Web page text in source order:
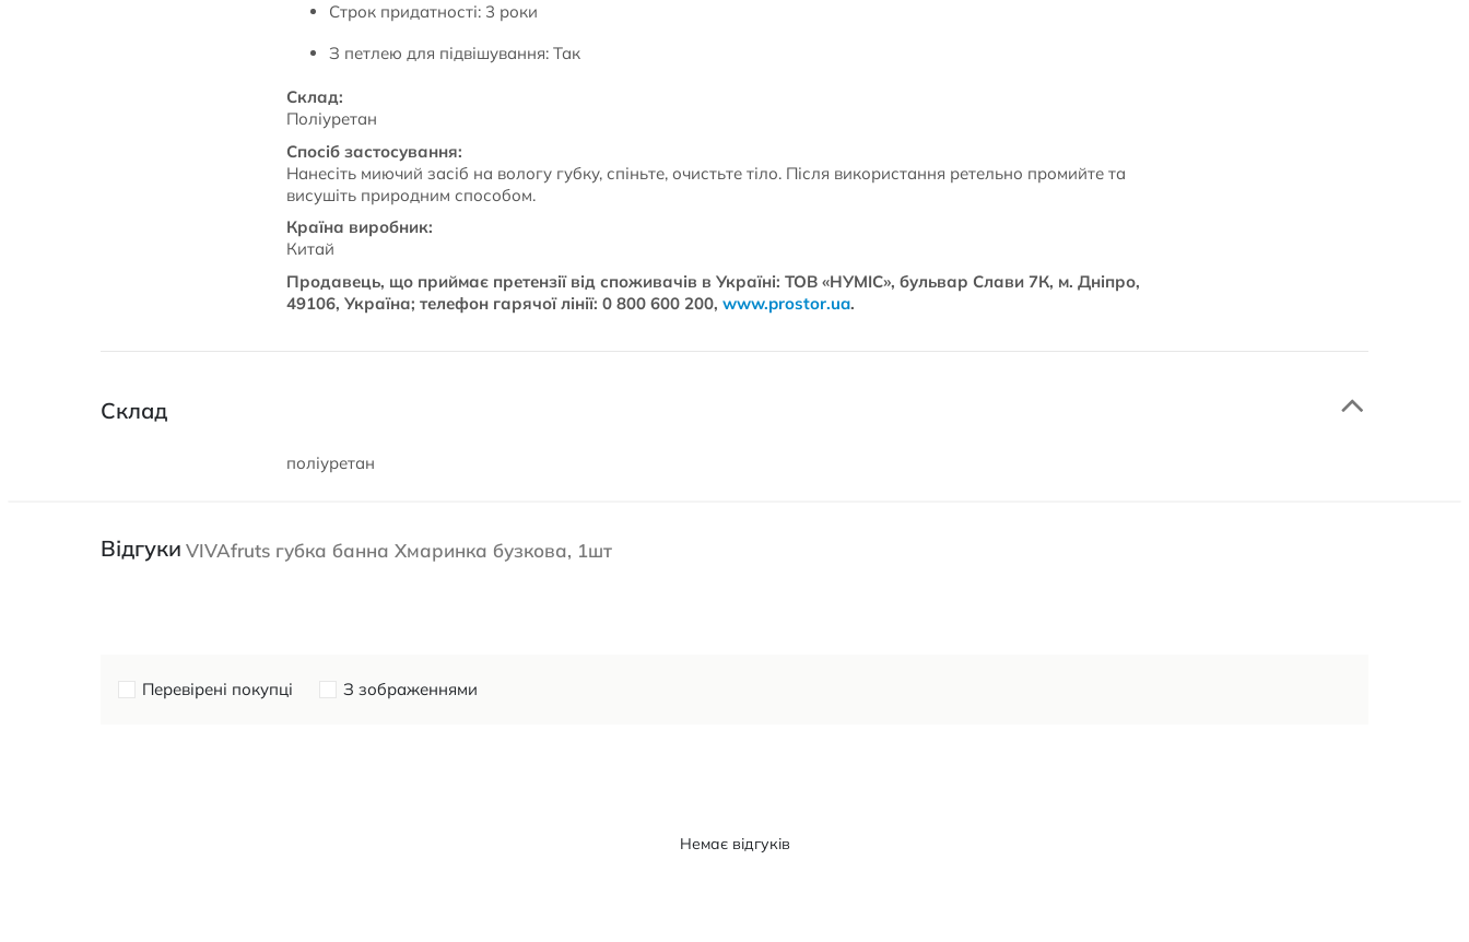
Строк придатності: 3 роки
З петлею для підвішування: Так
Склад:
Поліуретан
Спосіб застосування:
Нанесіть миючий засіб на вологу губку, спіньте, очистьте тіло. Після використання ретельно промийте та
висушіть природним способом.
Країна виробник:
Китай
Продавець, що приймає претензії від споживачів в Україні: ТОВ «НУМІС», бульвар Слави 7К, м. Дніпро,
49106, Україна; телефон гарячої лінії: 0 800 600 200, www.prostor.ua.
Склад
поліуретан
Відгуки VIVAfruts губка банна Хмаринка бузкова, 1шт
Перевірені покупці З зображеннями
Немає відгуків